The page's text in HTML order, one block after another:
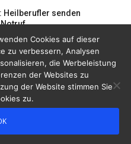
Heilberufler senden
Cookies auf dieser
zu verbessern, Analysen
die Werbeleistung
der Websites zu
der Website stimmen Sie
zu.